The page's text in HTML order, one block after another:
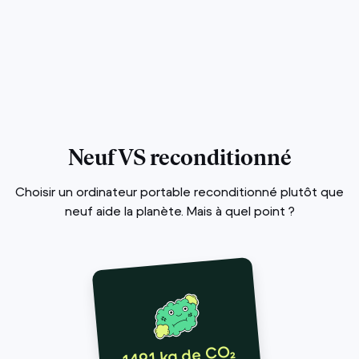
Neuf VS reconditionné
Choisir un ordinateur portable reconditionné plutôt que
neuf aide la planète. Mais à quel point ?